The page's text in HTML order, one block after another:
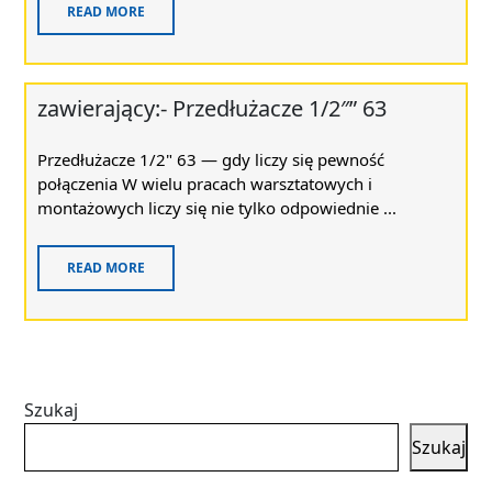
READ MORE
zawierający:- Przedłużacze 1/2″” 63
Przedłużacze 1/2" 63 — gdy liczy się pewność
połączenia W wielu pracach warsztatowych i
montażowych liczy się nie tylko odpowiednie ...
READ MORE
Szukaj
Szukaj